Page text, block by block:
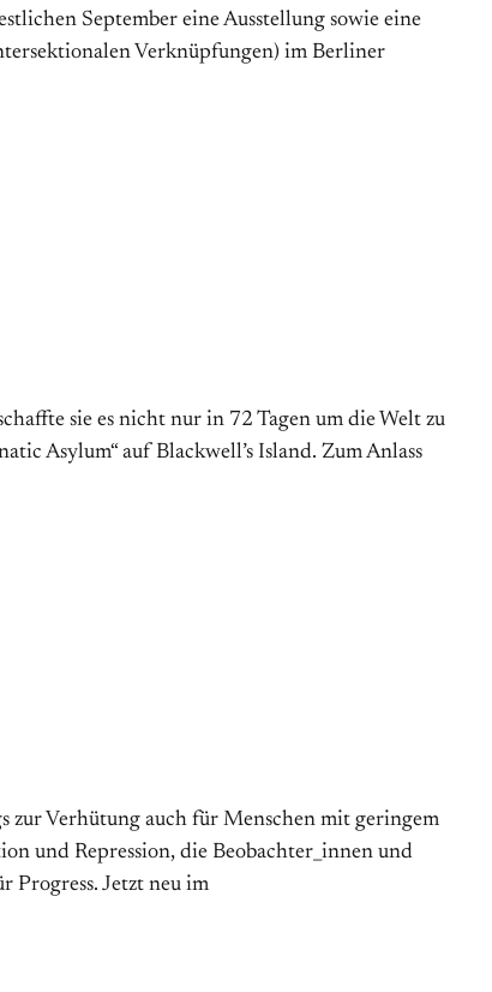
September eine Ausstellung sowie eine
Verknüpfungen) im Berliner
sie es nicht nur in 72 Tagen um die Welt zu
Asylum“ auf Blackwell’s Island. Zum Anlass
zur Verhütung auch für Menschen mit geringem
und Repression, die Beobachter_innen und
Progress. Jetzt neu im